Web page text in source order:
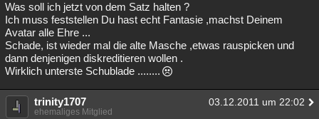
Was soll ich jetzt von dem Satz halten ?
Ich muss feststellen Du hast echt Fantasie ,machst Deinem
Avatar alle Ehre ...
Schade, ist wieder mal die alte Masche ,etwas rauspicken und
dann denjenigen diskreditieren wollen .
Wirklich unterste Schublade ........
trinity1707 03.12.2011 um 22:02
ehemaliges Mitglied